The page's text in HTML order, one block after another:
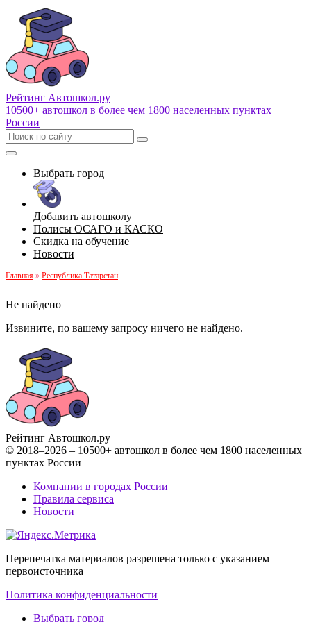
Рейтинг Автошкол.ру
10500+ автошкол в более чем 1800 населенных пунктах
России
Выбрать город
Добавить автошколу
Полисы ОСАГО и КАСКО
Скидка на обучение
Новости
Главная » Республика Татарстан
Не найдено
Извините, по вашему запросу ничего не найдено.
Рейтинг Автошкол.ру
© 2018–2026 – 10500+ автошкол в более чем 1800 населенных
пунктах России
Компании в городах России
Правила сервиса
Новости
Перепечатка материалов разрешена только с указанием
первоисточника
Политика конфиденциальности
Выбрать город